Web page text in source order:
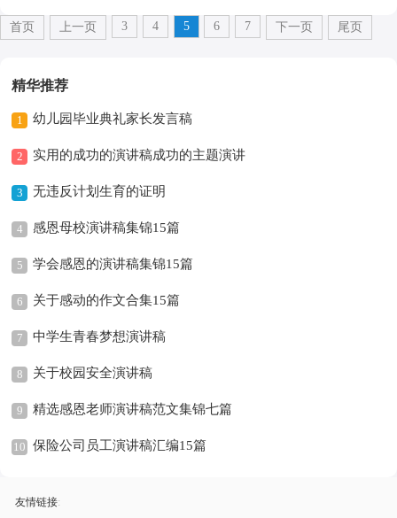
首页 上一页 3 4 5 6 7 下一页 尾页
精华推荐
1 幼儿园毕业典礼家长发言稿
2 实用的成功的演讲稿成功的主题演讲
3 无违反计划生育的证明
4 感恩母校演讲稿集锦15篇
5 学会感恩的演讲稿集锦15篇
6 关于感动的作文合集15篇
7 中学生青春梦想演讲稿
8 关于校园安全演讲稿
9 精选感恩老师演讲稿范文集锦七篇
10 保险公司员工演讲稿汇编15篇
友情链接: